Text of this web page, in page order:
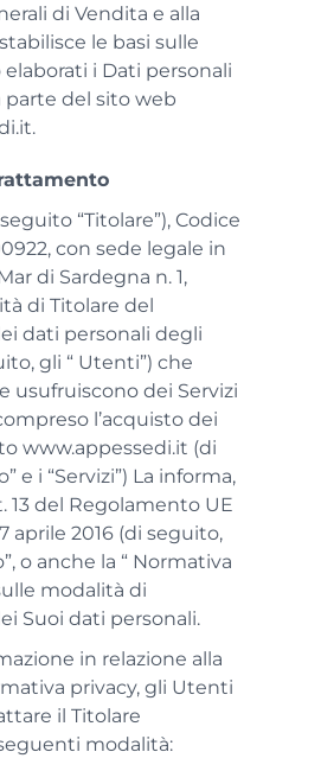
di Vendita e alla
le basi sulle
i Dati personali
parte del sito web
“Titolare”), Codice
con sede legale in
di Sardegna n. 1,
di Titolare del
dati personali degli
gli “ Utenti”) che
usufruiscono dei Servizi
l’acquisto dei
www.appessedi.it (di
e i “Servizi”) La informa,
13 del Regolamento UE
aprile 2016 (di seguito,
o anche la “ Normativa
modalità di
Suoi dati personali.
in relazione alla
privacy, gli Utenti
il Titolare
modalità: